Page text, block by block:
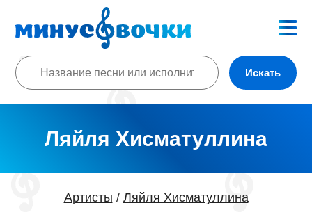
Искать
Ляйля Хисматуллина
Артисты / Ляйля Хисматуллина